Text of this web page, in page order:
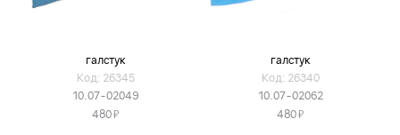
галстук
Код: 26345
10.07-02049
480Я
галстук
Код: 26340
10.07-02062
480Я